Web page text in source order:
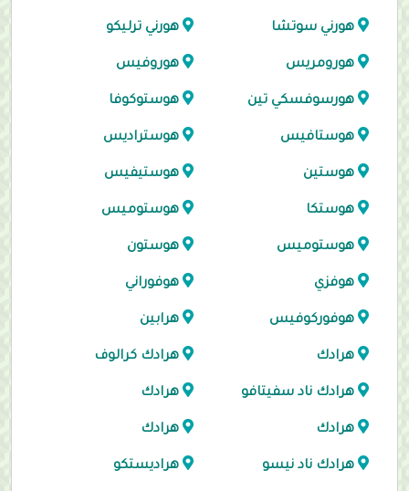
هورني سوتشا هورني ترليكو
هورومريس هوروفيس
هورسوفسكي تين هوستوكوفا
هوستافيس هوستراديس
هوستين هوستيفيس
هوستكا هوستوميس
هوستوميس هوستون
هوفزي هوفوراني
هوفوركوفيس هرابين
هرادك هرادك كرالوف
هرادك ناد سفيتافو هرادك
هرادك هرادك
هرادك ناد نيسو هراديستكو